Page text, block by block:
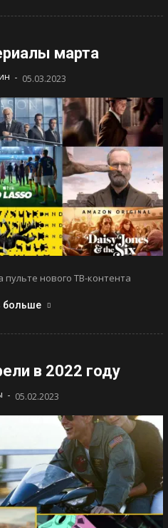
марта
- 05.03.2023
нового ТВ-контента
больше
в 2022 году
- 05.02.2023